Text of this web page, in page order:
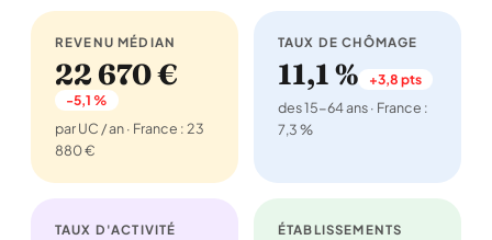
REVENU MÉDIAN
22 670 €
-5,1 %
par UC / an · France : 23
880 €
TAUX DE CHÔMAGE
11,1 % +3,8 pts
des 15-64 ans · France :
7,3 %
TAUX D'ACTIVITÉ
ÉTABLISSEMENTS